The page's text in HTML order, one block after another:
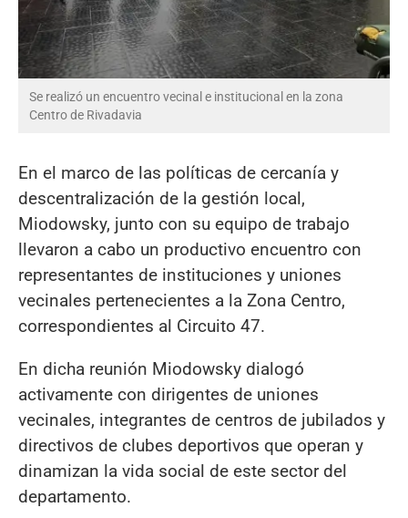
Se realizó un encuentro vecinal e institucional en la zona
Centro de Rivadavia
En el marco de las políticas de cercanía y
descentralización de la gestión local,
Miodowsky, junto con su equipo de trabajo
llevaron a cabo un productivo encuentro con
representantes de instituciones y uniones
vecinales pertenecientes a la Zona Centro,
correspondientes al Circuito 47.
En dicha reunión Miodowsky dialogó
activamente con dirigentes de uniones
vecinales, integrantes de centros de jubilados y
directivos de clubes deportivos que operan y
dinamizan la vida social de este sector del
departamento.